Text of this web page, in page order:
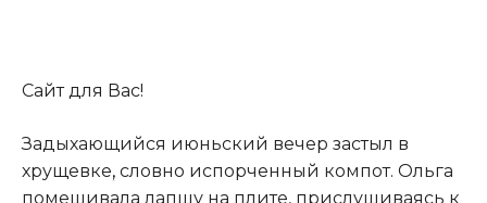
Сайт для Вас!
Задыхающийся июньский вечер застыл в
хрущевке, словно испорченный компот. Ольга
помешивала лапшу на плите, прислушиваясь к